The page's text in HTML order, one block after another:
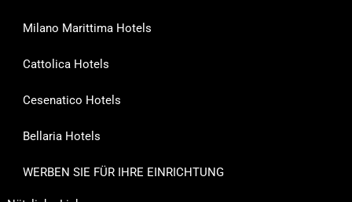
Milano Marittima Hotels
Cattolica Hotels
Cesenatico Hotels
Bellaria Hotels
WERBEN SIE FÜR IHRE EINRICHTUNG